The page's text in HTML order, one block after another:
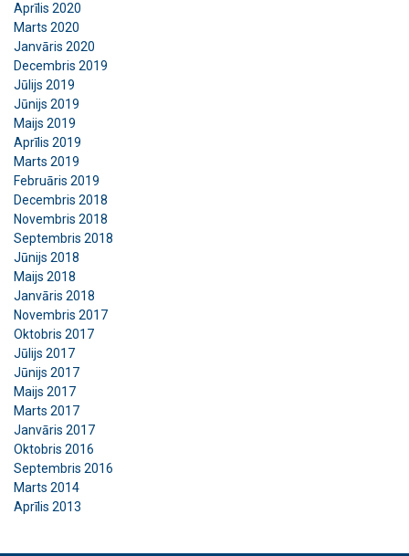
Aprīlis 2020
Marts 2020
Janvāris 2020
Decembris 2019
Jūlijs 2019
Jūnijs 2019
Maijs 2019
Aprīlis 2019
Marts 2019
Februāris 2019
Decembris 2018
Novembris 2018
Septembris 2018
Jūnijs 2018
Maijs 2018
Janvāris 2018
Novembris 2017
Oktobris 2017
Jūlijs 2017
Jūnijs 2017
Maijs 2017
Marts 2017
Janvāris 2017
Oktobris 2016
Septembris 2016
Marts 2014
Aprīlis 2013